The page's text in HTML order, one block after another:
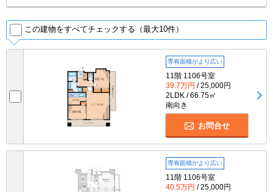
この建物をすべてチェックする（最大10件）
専有面積がより広い
11階 1106号室
39.7万円 / 25,000円
2LDK / 66.75㎡
南向き
お問合せ
専有面積がより広い
11階 1106号室
40.5万円 / 25,000円